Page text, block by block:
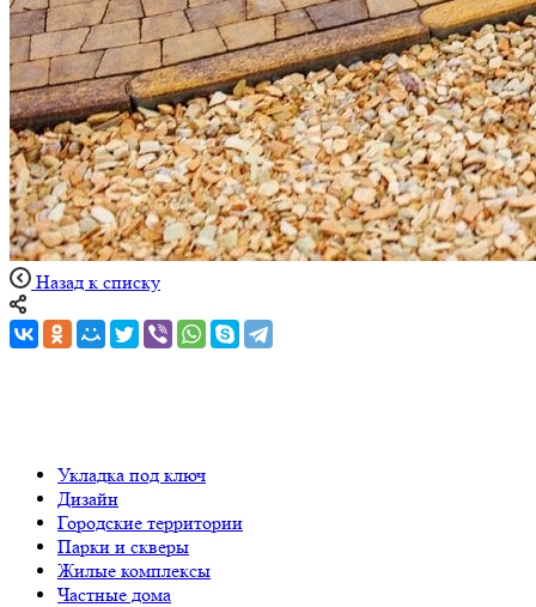
Назад к списку
Укладка под ключ
Дизайн
Городские территории
Парки и скверы
Жилые комплексы
Частные дома